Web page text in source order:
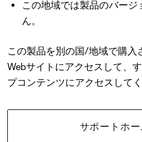
この地域では製品のバー
ん。
この製品を別の国/地域で購入
Webサイトにアクセスして、
プコンテンツにアクセスしてく
サポートホ